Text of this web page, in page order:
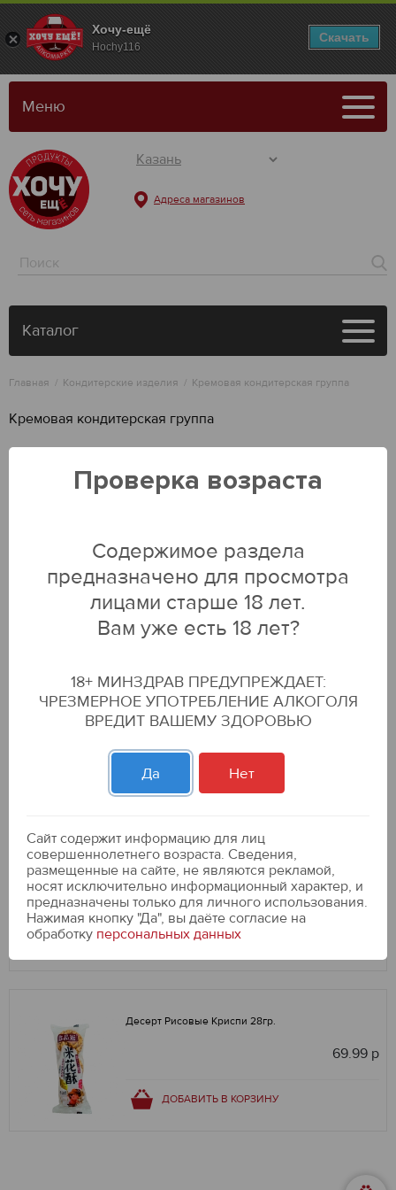
Хочу-ещё
Hochy116
Скачать
Меню
Адреса магазинов
Каталог
Главная Кондитерские изделия Кремовая кондитерская группа
Кремовая кондитерская группа
400г. КБК Черемушки
275.99 р
ДОБАВИТЬ В КОРЗИНУ
Торт Медовик, 380г./6 КБК Черемушки
ДОБАВИТЬ В КОРЗИНУ
Кремобон классический, 380г. КБК
Черемушки
319.99 р
ДОБАВИТЬ В КОРЗИНУ
Десерт Рисовые Криспи 28гр.
69.99 р
ДОБАВИТЬ В КОРЗИНУ
Проверка возраста
Содержимое раздела
предназначено для просмотра
лицами старше 18 лет.
Вам уже есть 18 лет?
18+ МИНЗДРАВ ПРЕДУПРЕЖДАЕТ:
ЧРЕЗМЕРНОЕ УПОТРЕБЛЕНИЕ АЛКОГОЛЯ
ВРЕДИТ ВАШЕМУ ЗДОРОВЬЮ
Да Нет
Сайт содержит информацию для лиц
совершеннолетнего возраста. Сведения,
размещенные на сайте, не являются рекламой,
носят исключительно информационный характер, и
предназначены только для личного использования.
Нажимая кнопку "Да", вы даёте cогласие на
обработку персональных данных